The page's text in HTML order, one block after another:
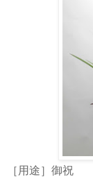
［用途］御祝